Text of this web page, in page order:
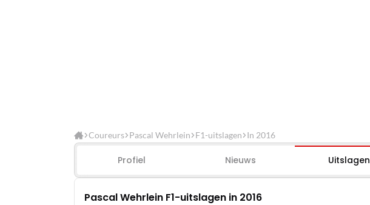
Coureurs Pascal Wehrlein F1-uitslagen In 2016
Profiel Nieuws Uitslagen
Pascal Wehrlein F1-uitslagen in 2016